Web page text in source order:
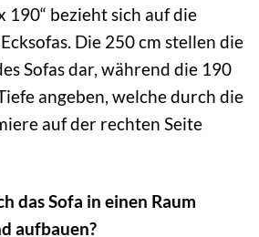
190“ bezieht sich auf die
Die 250 cm stellen die
Sofas dar, während die 190
angeben, welche durch die
auf der rechten Seite
das Sofa in einen Raum
aufbauen?